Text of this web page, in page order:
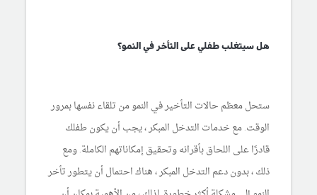
هل سيتغلب طفلي على التأخر في النمو؟
ستحل معظم حالات التأخير في النمو من تلقاء نفسها بمرور
الوقت. مع خدمات التدخل المبكر ، يجب أن يكون طفلك
قادرًا على اللحاق بأقرانه وتحقيق إمكاناتهم الكاملة. ومع
ذلك ، بدون دعم التدخل المبكر ، هناك احتمال أن يتطور تأخر